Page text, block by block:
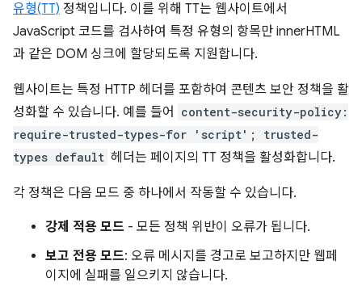
유형(TT) 정책입니다. 이를 위해 TT는 웹사이트에서
JavaScript 코드를 검사하여 특정 유형의 항목만 innerHTML
과 같은 DOM 싱크에 할당되도록 지원합니다.
웹사이트는 특정 HTTP 헤더를 포함하여 콘텐츠 보안 정책을 활
성화할 수 있습니다. 예를 들어
content-security-policy:
require-trusted-types-for 'script'; trusted-
types default 헤더는 페이지의 TT 정책을 활성화합니다.
각 정책은 다음 모드 중 하나에서 작동할 수 있습니다.
강제 적용 모드 - 모든 정책 위반이 오류가 됩니다.
보고 전용 모드: 오류 메시지를 경고로 보고하지만 웹페
이지에 실패를 일으키지 않습니다.